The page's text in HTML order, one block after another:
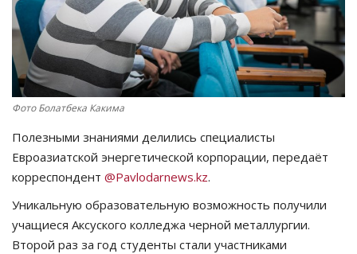
Чек-лист
РАЗВЛЕЧЕНИЯ
OFFICIAL
Курултай
Язык
Қазақша Русский
Фото Болатбека Какима
Полезными знаниями делились специалисты
Евроазиатской энергетической корпорации, передаёт
корреспондент @Pavlodarnews.kz.
Уникальную образовательную возможность получили
учащиеся Аксуского колледжа черной металлургии.
Второй раз за год студенты стали участниками